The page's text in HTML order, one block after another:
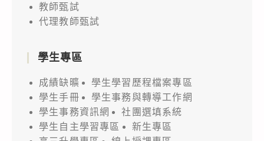
教師甄試
代理教師甄試
學生專區
成績缺曠
學生學習歷程檔案專區
學生手冊
學生事務與轉導工作網
學生事務資訊網
社團選填系統
學生自主學習專區
新生專區